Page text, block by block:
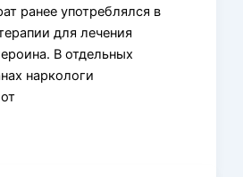
ранее употреблялся в
для лечения
В отдельных
наркологи